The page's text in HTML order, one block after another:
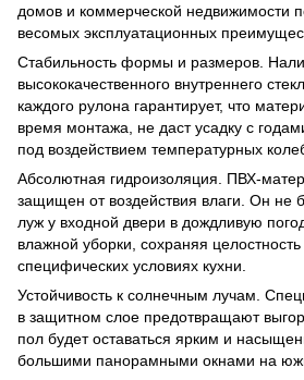
домов и коммерческой недвижимости
весомых эксплуатационных
Стабильность формы и размеров.
высококачественного внутреннего
каждого рулона гарантирует, что
время монтажа, не даст усадку с
под воздействием температурных
Абсолютная гидроизоляция. ПВХ-
защищен от воздействия влаги. Он не
луж у входной двери в дождливую
влажной уборки, сохраняя
специфических условиях кухни.
Устойчивость к солнечным лучам.
в защитном слое предотвращают
пол будет оставаться ярким и
большими панорамными окнами на